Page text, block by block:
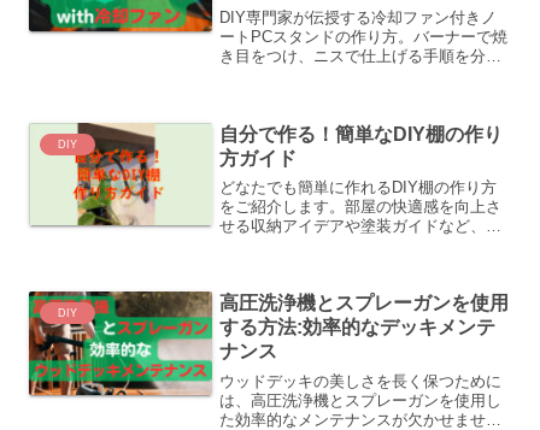
DIY専門家が伝授する冷却ファン付きノ
ートPCスタンドの作り方。バーナーで焼
き目をつけ、ニスで仕上げる手順を分か
DIY
自分で作る！簡単なDIY棚の作り
方ガイド
どなたでも簡単に作れるDIY棚の作り方
をご紹介します。部屋の快適感を向上さ
せる収納アイデアや塗装ガイドなど、初
に整理整頓しましょう。
DIY
高圧洗浄機とスプレーガンを使用
する方法:効率的なデッキメンテ
ナンス
ウッドデッキの美しさを長く保つために
は、高圧洗浄機とスプレーガンを使用し
た効率的なメンテナンスが欠かせませ